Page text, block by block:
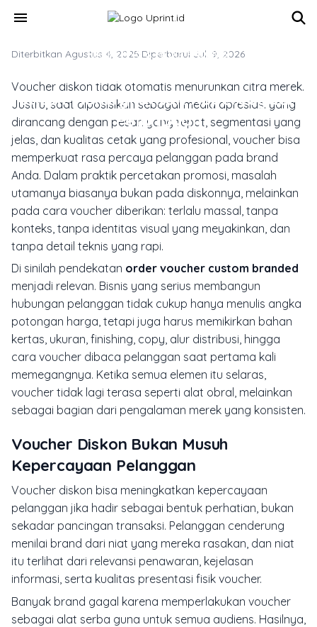
menu
MARKETING & MEDIA PROMOSI
Order Voucher Custom Branded
untuk Meningkatkan Kepercayaan
Pelanggan
Diterbitkan Agustus 4, 2025 Diperbarui Juli 9, 2026
Voucher diskon tidak otomatis menurunkan citra merek.
Justru, saat diposisikan sebagai media apresiasi yang
dirancang dengan pesan yang tepat, segmentasi yang
jelas, dan kualitas cetak yang profesional, voucher bisa
memperkuat rasa percaya pelanggan pada brand
Anda. Dalam praktik percetakan promosi, masalah
utamanya biasanya bukan pada diskonnya, melainkan
pada cara voucher diberikan: terlalu massal, tanpa
konteks, tanpa identitas visual yang meyakinkan, dan
tanpa detail teknis yang rapi.
Di sinilah pendekatan order voucher custom branded
menjadi relevan. Bisnis yang serius membangun
hubungan pelanggan tidak cukup hanya menulis angka
potongan harga, tetapi juga harus memikirkan bahan
kertas, ukuran, finishing, copy, alur distribusi, hingga
cara voucher dibaca pelanggan saat pertama kali
memegangnya. Ketika semua elemen itu selaras,
voucher tidak lagi terasa seperti alat obral, melainkan
sebagai bagian dari pengalaman merek yang konsisten.
Voucher Diskon Bukan Musuh
Kepercayaan Pelanggan
Voucher diskon bisa meningkatkan kepercayaan
pelanggan jika hadir sebagai bentuk perhatian, bukan
sekadar pancingan transaksi. Pelanggan cenderung
menilai brand dari niat yang mereka rasakan, dan niat
itu terlihat dari relevansi penawaran, kejelasan
informasi, serta kualitas presentasi fisik voucher.
Banyak brand gagal karena memperlakukan voucher
sebagai alat serba guna untuk semua audiens. Hasilnya,